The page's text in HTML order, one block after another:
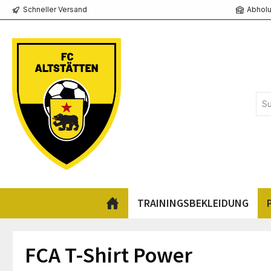
Zur Hauptnavigation springen
Schneller Versand
TRAININGSBEKLEIDUNG
FCA T-Shirt Power